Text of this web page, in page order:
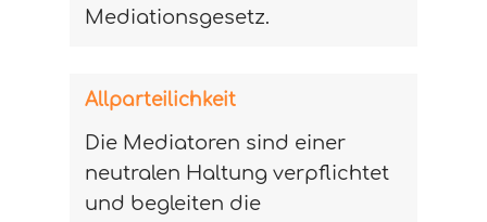
Mediationsgesetz.
Allparteilichkeit
Die Mediatoren sind einer
neutralen Haltung verpflichtet
und begleiten die